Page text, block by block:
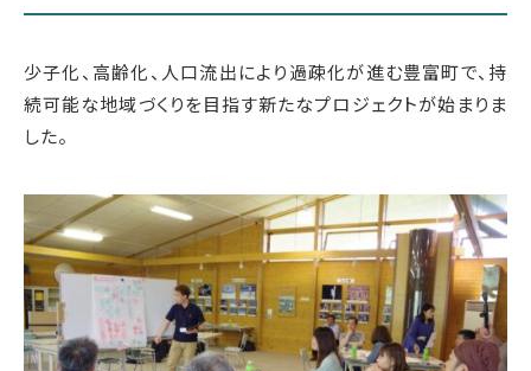
少子化、高齢化、人口流出により過疎化が進む豊富町で、持
続可能な地域づくりを目指す新たなプロジェクトが始まりま
した。